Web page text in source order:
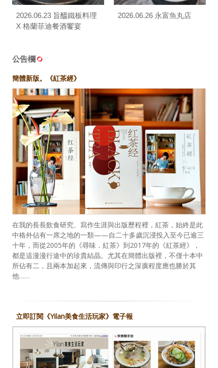
2026.06.23 旨醞鐵板料理
X 格蘭菲迪餐酒饗宴
2026.06.26 永富魚丸店
公告欄
簡體新版。《紅茶經》
在我的長長飲食研究、寫作生涯與出版歷程裡，紅茶，始終是此
中格外佔有一席之地的一類——自二十多歲沉浸投入至今已逾三
十年，而從2005年的《尋味．紅茶》到2017年的《紅茶經》，
都是這漫漫行途中的珍貴結晶。尤其在簡體出版裡，不僅十本中
所佔有二，且兩本加起來，流傳與印行之深廣程度應也勝於其
他……
立即訂閱《Yilan美食生活玩家》電子報